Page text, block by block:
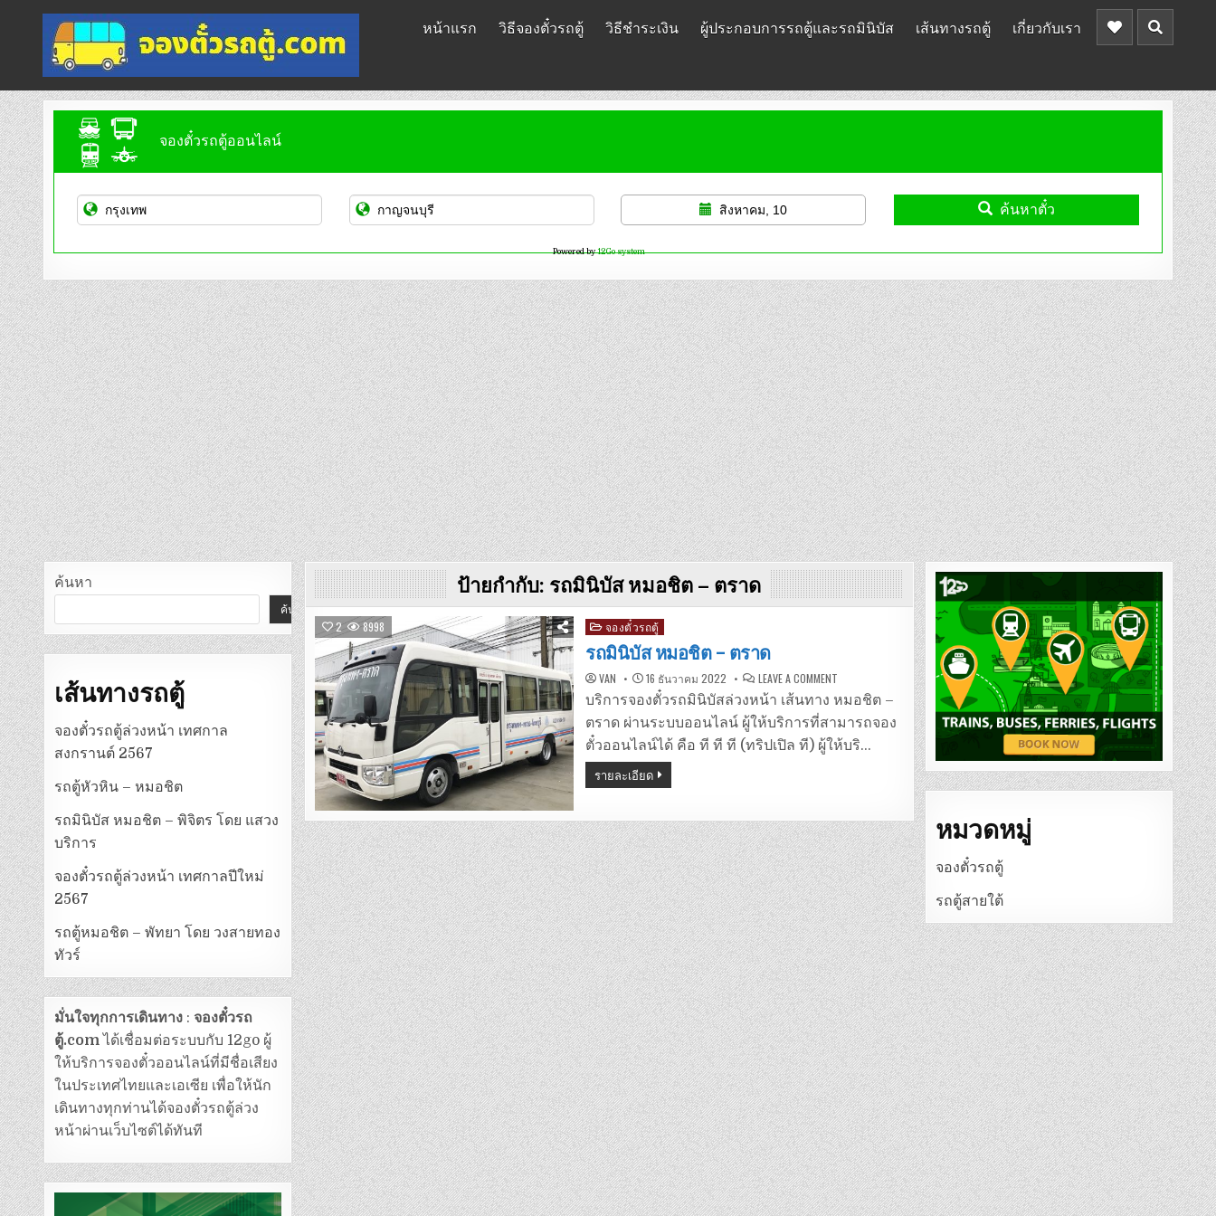
content
จองตั๋วรถตู้ออนไลน์
บริการจองตั๋วรถตู้ออนไลน์
หน้าแรก วิธีจองตั๋วรถตู้ วิธีชำระเงิน ผู้ประกอบการรถตู้และรถมินิบัส เส้นทางรถตู้ เกี่ยวกับเรา
จองตั๋วรถตู้ออนไลน์
สิงหาคม, 10 ค้นหาตั๋ว
Powered by12Go system
ป้ายกำกับ: รถมินิบัส หมอชิต – ตราด
2 8998
Posted
in
จองตั๋วรถตู้
รถมินิบัส หมอชิต – ตราด
VAN 16 ธันวาคม 2022 LEAVE A COMMENT
มิ
นิ
บัส
หมอชิต
–
ตราด
บริการจองตั๋วรถมินิบัสล่วงหน้า เส้นทาง หมอชิต –
ตราด ผ่านระบบออนไลน์ ผู้ให้บริการที่สามารถจอง
ตั๋วออนไลน์ได้ คือ ที ที ที (ทริปเปิล ที) ผู้ให้บริ…
รายละเอียด
ค้นหา
ค้นหา
เส้นทางรถตู้
จองตั๋วรถตู้ล่วงหน้า เทศกาล
สงกรานต์ 2567
รถตู้หัวหิน – หมอชิต
รถมินิบัส หมอชิต – พิจิตร โดย แสวง
บริการ
จองตั๋วรถตู้ล่วงหน้า เทศกาลปีใหม่
2567
รถตู้หมอชิต – พัทยา โดย วงสายทอง
ทัวร์
มั่นใจทุกการเดินทาง :จองตั๋วรถ
ตู้.comได้เชื่อมต่อระบบกับ 12go ผู้
ให้บริการจองตั๋วออนไลน์ที่มีชื่อเสียง
ในประเทศไทยและเอเซีย เพื่อให้นัก
เดินทางทุกท่านได้จองตั๋วรถตู้ล่วง
หน้าผ่านเว็บไซต์ได้ทันที
หมวดหมู่
จองตั๋วรถตู้
รถตู้สายใต้